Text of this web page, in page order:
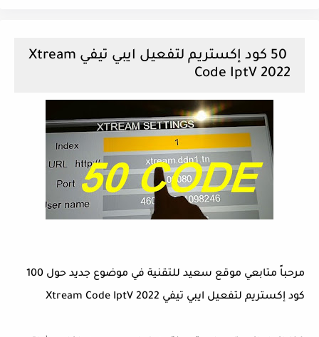
50 كود إكستريم لتفعيل ايبي تيفي Xtream
Code IptV 2022
مرحباً متابعي موقع سعيد للتقنية في موضوع جديد حول 100
كود إكستريم لتفعيل ايبي تيفي Xtream Code IptV 2022